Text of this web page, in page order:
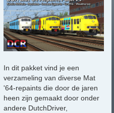
In dit pakket vind je een
verzameling van diverse Mat
'64-repaints die door de jaren
heen zijn gemaakt door onder
andere DutchDriver,